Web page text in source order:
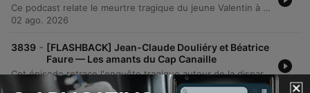
Ce podcast relate le meurtre tragique du jeune Valentin à Lagneux en 2008, une affaire dont l'enquête a révélé les dérives d'un couple de pèlerins mystérieux grâce à des indices ADN. Le récit détaille les interrogatoires marqués par des théories surréalistes et la tension entre responsabilité pénale et folie. L'épisode retrace le procès de Stéphane Moitoiret et Noëlla Ego, explorant leurs délires mystiques et l'enjeu des expertises psychiatriques. Enfin, il revient sur le verdict de la cour d'appel de Lyon en 2013, qui a provoqué une vive polémique sur la capacité du système judiciaire à traiter la maladie mentale.
02 ago. 2026
3839 - [FLASHBACK] Jean-Claude Douliéry et Béatrice
Faure — Les amants du Cap Canaille
Cet épisode retrace l'enquête tragique autour de la disparition de Dominique Ortiz et de Jean-Pierre Fort. L'histoire débute par l'inquiétude de Manuel Ortiz face au comportement évasif de Jean-Claude Doulieri, révélant un passé marqué par la violence de Georgette Roux. Le récit poursuit avec la découverte macabre des restes des victimes et le procès de Béatrice Frustieri et Jean-Claude Doulieri. Malgré les dénégations, les preuves scientifiques lient les suspects aux crimes. L'épisode se conclut sur les condamnations de Doulieri et la lutte déchirante de Manuel Ortiz pour obtenir une sépulture digne à sa fille face à la complexité bureaucratique.
31 jul. 2026